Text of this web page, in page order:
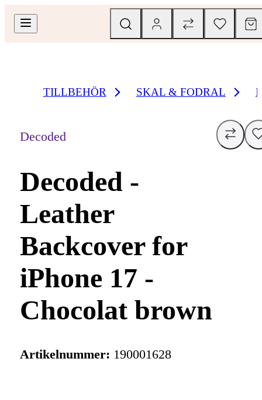
TILLBEHÖR SKAL & FODRAL
Decoded
Decoded -
Leather
Backcover for
iPhone 17 -
Chocolat brown
Artikelnummer: 190001628